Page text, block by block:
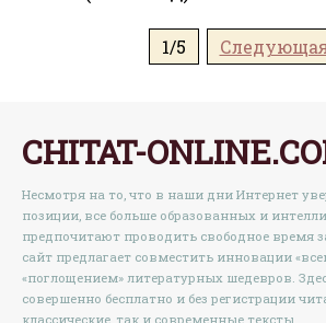
1/5
CHITAT-
Несмотря на то, что в наши дни Интернет
позиции, все больше образованных и
предпочитают проводить свободное время
сайт предлагает совместить инновации
«поглощением» литературных шедевров.
совершенно бесплатно и без регистрации
классические, так и современные тексты.